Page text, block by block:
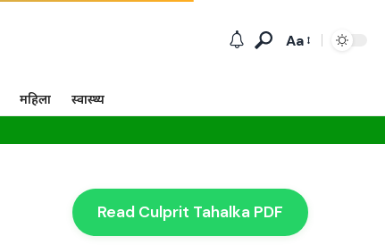
Aa
महिला स्वास्थ्य
Read Culprit Tahalka PDF